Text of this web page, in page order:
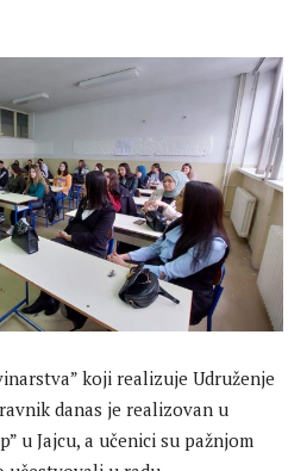
koji realizuje Udruženje
danas je realizovan u
u Jajcu, a učenici su pažnjom